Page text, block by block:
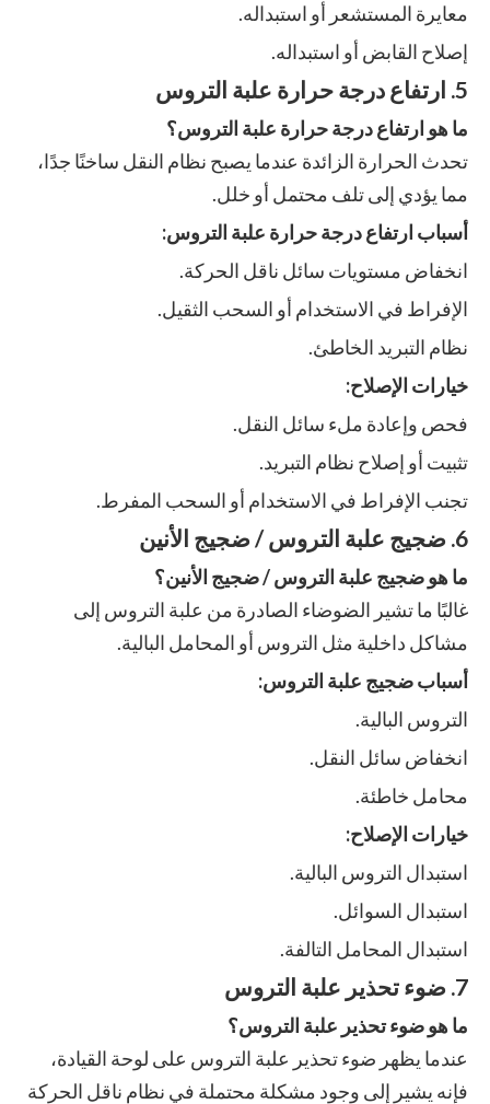
معايرة المستشعر أو استبداله.
إصلاح القابض أو استبداله.
5. ارتفاع درجة حرارة علبة التروس
ما هو ارتفاع درجة حرارة علبة التروس؟
تحدث الحرارة الزائدة عندما يصبح نظام النقل ساخنًا جدًا،
مما يؤدي إلى تلف محتمل أو خلل.
أسباب ارتفاع درجة حرارة علبة التروس:
انخفاض مستويات سائل ناقل الحركة.
الإفراط في الاستخدام أو السحب الثقيل.
نظام التبريد الخاطئ.
خيارات الإصلاح:
فحص وإعادة ملء سائل النقل.
تثبيت أو إصلاح نظام التبريد.
تجنب الإفراط في الاستخدام أو السحب المفرط.
6. ضجيج علبة التروس / ضجيج الأنين
ما هو ضجيج علبة التروس / ضجيج الأنين؟
غالبًا ما تشير الضوضاء الصادرة من علبة التروس إلى
مشاكل داخلية مثل التروس أو المحامل البالية.
أسباب ضجيج علبة التروس:
التروس البالية.
انخفاض سائل النقل.
محامل خاطئة.
خيارات الإصلاح:
استبدال التروس البالية.
استبدال السوائل.
استبدال المحامل التالفة.
7. ضوء تحذير علبة التروس
ما هو ضوء تحذير علبة التروس؟
عندما يظهر ضوء تحذير علبة التروس على لوحة القيادة،
فإنه يشير إلى وجود مشكلة محتملة في نظام ناقل الحركة